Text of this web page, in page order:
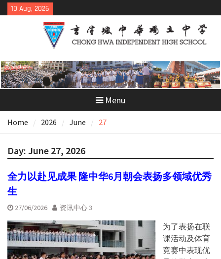
Skip
to
10 Aug, 2026
Menu
Home 2026 June 27
Day: June 27, 2026
全力以赴见成果 隆中华6月朝会表扬多领域优秀
生
27/06/2026 资讯中心 3
为了表扬在联
课活动及体育
竞赛中表现优